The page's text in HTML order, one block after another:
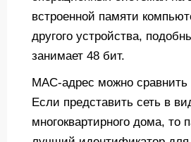
встроенной памяти
другого устройства,
занимает 48 бит.
MAC-адрес можно сравнить
Если представить сеть в
многоквартирного дома, то